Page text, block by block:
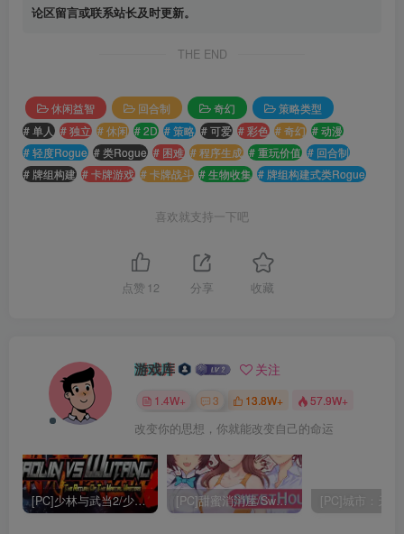
论区留言或联系站长及时更新。
THE END
休闲益智 回合制 奇幻
策略类型
# 单人 # 独立 # 休闲 # 2D # 策略 # 可爱 # 彩色 # 奇幻 # 动漫
# 轻度Rogue # 类Rogue # 困难 # 程序生成 # 重玩价值 # 回合制
# 牌组构建 # 卡牌游戏 # 卡牌战斗 # 生物收集 # 牌组构建式类Rogue
喜欢就支持一下吧
点赞 12 分享 收藏
游戏库 关注
1.4W+ 3 13.8W+ 57.9W+
改变你的思想，你就能改变自己的命运
[PC]少林与武当2/少林vs武当2/Shaolin vs Wutang 2 [PC]甜蜜消消屋/Sweet House